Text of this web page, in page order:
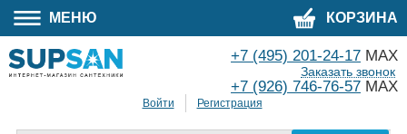
МЕНЮ КОРЗИНА
Войти Регистрация
+7 (495) 201-24-17 MAX
+7 (926) 746-76-57 MAX
Заказать звонок